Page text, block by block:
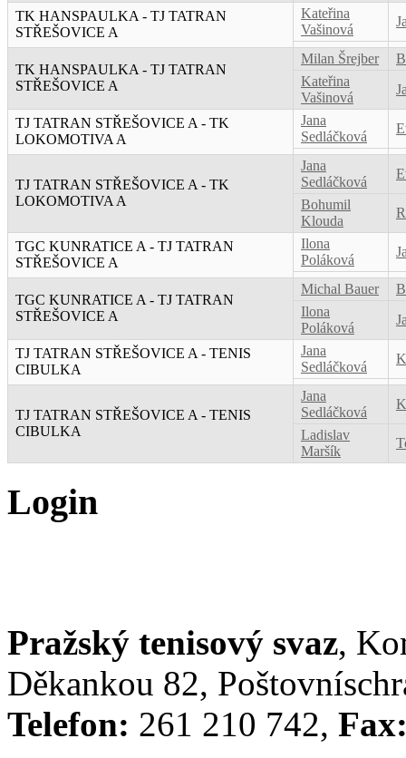
TK HANSPAULKA - TJ TATRAN
STŘEŠOVICE A
Kateřina
Vašinová
TK HANSPAULKA - TJ TATRAN
STŘEŠOVICE A
Milan Šrejber
Kateřina
Vašinová
TJ TATRAN STŘEŠOVICE A - TK
LOKOMOTIVA A
Jana
Sedláčková
TJ TATRAN STŘEŠOVICE A - TK
LOKOMOTIVA A
Jana
Sedláčková
Bohumil
Klouda
TGC KUNRATICE A - TJ TATRAN
STŘEŠOVICE A
Ilona
Poláková
TGC KUNRATICE A - TJ TATRAN
STŘEŠOVICE A
Michal Bauer
Ilona
Poláková
TJ TATRAN STŘEŠOVICE A - TENIS
CIBULKA
Jana
Sedláčková
TJ TATRAN STŘEŠOVICE A - TENIS
CIBULKA
Jana
Sedláčková
Ladislav
Maršík
Login
Pražský tenisový svaz,
Děkankou 82,
Telefon: 261 210 742,